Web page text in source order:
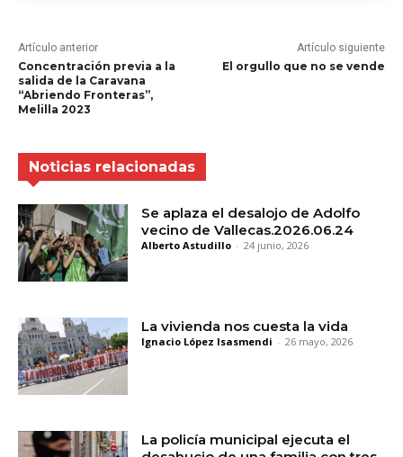
Artículo anterior
Concentración previa a la
salida de la Caravana
“Abriendo Fronteras”,
Melilla 2023
Artículo siguiente
El orgullo que no se vende
Noticias relacionadas
Se aplaza el desalojo de Adolfo
vecino de Vallecas.2026.06.24
Alberto Astudillo - 24 junio, 2026
La vivienda nos cuesta la vida
Ignacio López Isasmendi - 26 mayo, 2026
La policía municipal ejecuta el